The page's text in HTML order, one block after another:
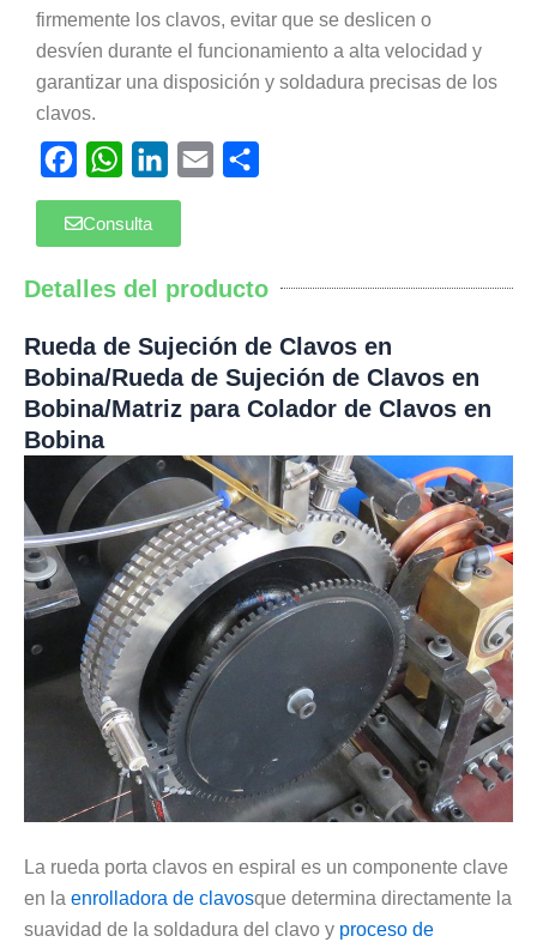
firmemente los clavos, evitar que se deslicen o
desvíen durante el funcionamiento a alta velocidad y
garantizar una disposición y soldadura precisas de los
clavos.
FacebookWhatsAppLinkedIn
Email
Consulta
Detalles del producto
Rueda de Sujeción de Clavos en
Bobina/Rueda de Sujeción de Clavos en
Bobina/Matriz para Colador de Clavos en
Bobina
La rueda porta clavos en espiral es un componente clave
en la enrolladora de clavosque determina directamente la
suavidad de la soldadura del clavo y proceso de